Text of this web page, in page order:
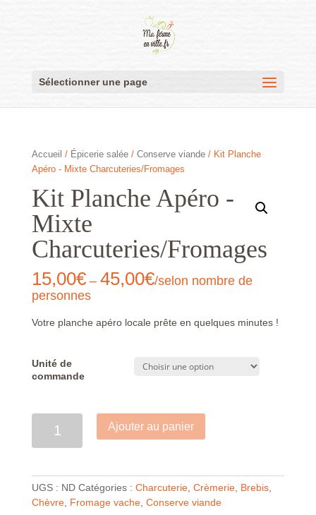
Sélectionner une page
Accueil / Épicerie salée/ Conserve viande/ Kit Planche
Apéro - Mixte Charcuteries/Fromages
Kit Planche Apéro -
Mixte
Charcuteries/Fromages
15,00€– 45,00€/selon nombre de
personnes
Votre planche apéro locale prête en quelques minutes !
Unité de
commande
Ajouter au panier
UGS : ND Catégories : Charcuterie, Crèmerie, Brebis,
Chèvre, Fromage vache, Conserve viande